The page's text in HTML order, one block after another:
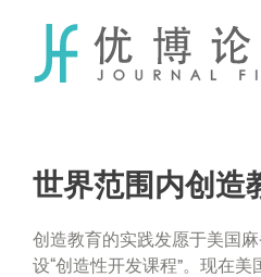
content
世界范围内创造
创造教育的实践发愿于美国
设“创造性开发课程”。现在